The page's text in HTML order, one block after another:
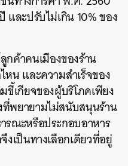
ละปรับไม่เกิน 10% ของ
ค้าคนเมืองของร้าน
น และความสำเร็จของ
ขี้เกียจของผู้บริโภคเพียง
พยายามไม่สนับสนุนร้าน
รณะหรือประกอบอาหาร
เป็นทางเลือกเดียวที่อยู่